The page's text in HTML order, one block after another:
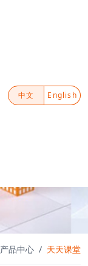
中文 English
产品中心 天天课堂